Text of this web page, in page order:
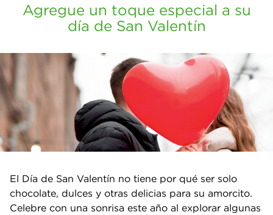
Agregue un toque especial a su
día de San Valentín
El Día de San Valentín no tiene por qué ser solo
chocolate, dulces y otras delicias para su amorcito.
Celebre con una sonrisa este año al explorar algunas